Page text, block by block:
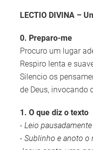
LECTIO DIVINA –
0. Preparo-me
Procuro um lugar
Respiro lenta e
Silencio os
de Deus, invocando
1. O que diz o texto
- Leio
- Sublinho e anoto o